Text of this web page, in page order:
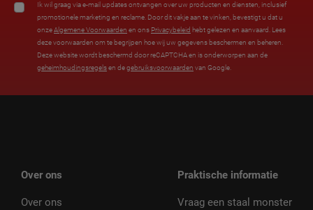
Ik wil graag via e-mail updates ontvangen over uw producten en diensten, inclusief
promotionele marketing en reclame. Door dit vakje aan te vinken, bevestigt u dat u
onzeAlgemene Voorwaarden en ons Privacybeleid hebt gelezen en aanvaard. Lees
deze voorwaarden om te begrijpen hoe wij uw gegevens beschermen en beheren.
Deze website wordt beschermd door reCAPTCHA en is onderworpen aan de
geheimhoudingsregelsen degebruiksvoorwaarden van Google.
Over ons
Over ons
Praktische informatie
Vraag een staal monster